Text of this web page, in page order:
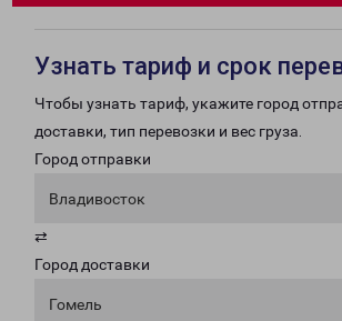
Узнать тариф и срок
Чтобы узнать тариф, укажите город
доставки, тип перевозки и вес груза.
Город отправки
Владивосток
⇄
Город доставки
Гомель